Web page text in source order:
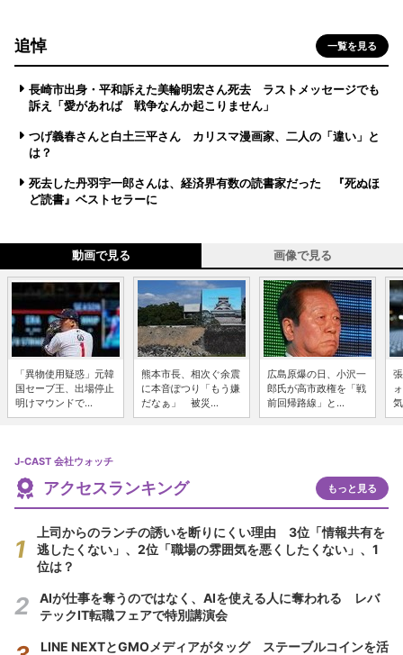
追悼 一覧を見る
長崎市出身・平和訴えた美輪明宏さん死去 ラストメッセージでも
訴え「愛があれば 戦争なんか起こりません」
つげ義春さんと白土三平さん カリスマ漫画家、二人の「違い」と
は？
死去した丹羽宇一郎さんは、経済界有数の読書家だった 『死ぬほ
ど読書』ベストセラーに
動画で見る 画像で見る
「異物使用疑惑」元韓
国セーブ王、出場停止
明けマウンドで...
熊本市長、相次ぐ余震
に本音ぽつり「もう嫌
だなぁ」 被災...
広島原爆の日、小沢一
郎氏が高市政権を「戦
前回帰路線」と...
J-CAST 会社ウォッチ
アクセスランキング もっと見る
上司からのランチの誘いを断りにくい理由 3位「情報共有を
逃したくない」、2位「職場の雰囲気を悪くしたくない」、1
位は？
AIが仕事を奪うのではなく、AIを使える人に奪われる レバ
テックIT転職フェアで特別講演会
LINE NEXTとGMOメディアがタッグ ステーブルコインを活